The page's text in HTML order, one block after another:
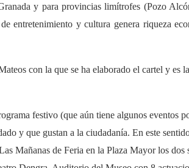
y para provincias limítrofes (Pozo
entretenimiento y cultura genera riqueza
con la que se ha elaborado el cartel y
festivo (que aún tiene algunos eventos
y que gustan a la ciudadanía. En este
Mañanas de Feria en la Plaza Mayor los